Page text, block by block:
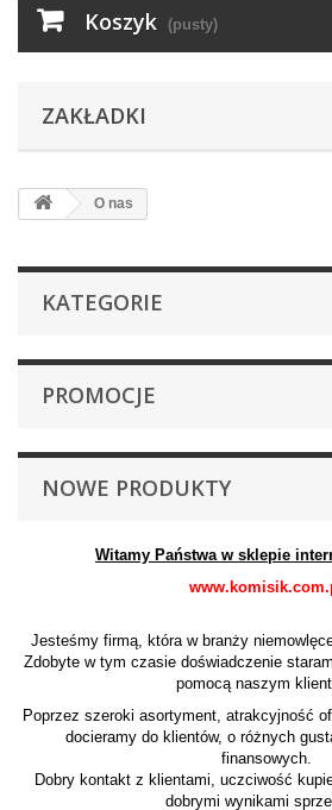
Koszyk (pusty)
ZAKŁADKI
O nas
KATEGORIE
PROMOCJE
NOWE PRODUKTY
Witamy Państwa w sklepie
Jesteśmy firmą, która w branży
Zdobyte w tym czasie doświadczenie
pomocą naszym
Poprzez szeroki asortyment, atrakcyjność
docieramy do klientów, o różnych
finansowych.
Dobry kontakt z klientami, uczciwość
dobrymi wynikami